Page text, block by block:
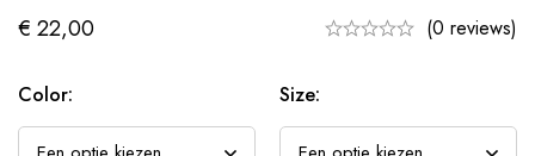
€ 22,00 (0 reviews)
Color: Size: